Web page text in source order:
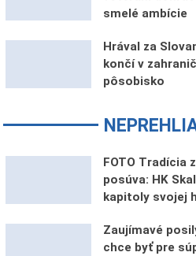
smelé ambície
Hrával za
končí v
pôsobisko
FOTO Tradícia
posúva: HK
kapitoly svojej
Zaujímavé
chce byť pre